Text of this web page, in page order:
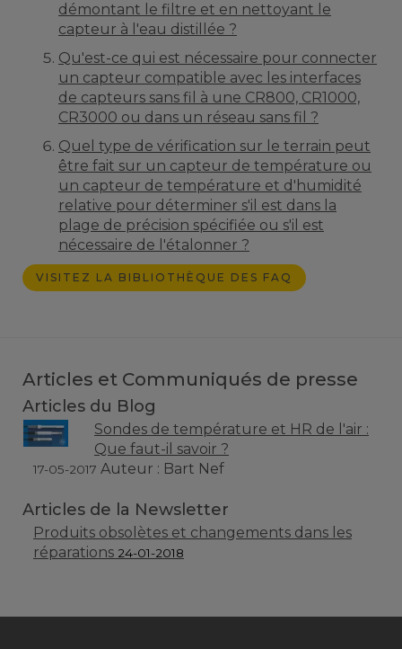
démontant le filtre et en nettoyant le
capteur à l'eau distillée ?
Qu'est-ce qui est nécessaire pour connecter
un capteur compatible avec les interfaces
de capteurs sans fil à une CR800, CR1000,
CR3000 ou dans un réseau sans fil ?
Quel type de vérification sur le terrain peut
être fait sur un capteur de température ou
un capteur de température et d'humidité
relative pour déterminer s'il est dans la
plage de précision spécifiée ou s'il est
nécessaire de l'étalonner ?
VISITEZ LA BIBLIOTHÈQUE DES FAQ
Articles et Communiqués de presse
Articles du Blog
Sondes de température et HR de l'air :
Que faut-il savoir ?
17-05-2017 Auteur : Bart Nef
Articles de la Newsletter
Produits obsolètes et changements dans les
réparations 24-01-2018